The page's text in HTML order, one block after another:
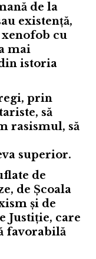
de la
existență,
cu
mai
istoria
prin
să
rasismul, să
superior.
de
de Școala
și de
Justiție, care
favorabilă